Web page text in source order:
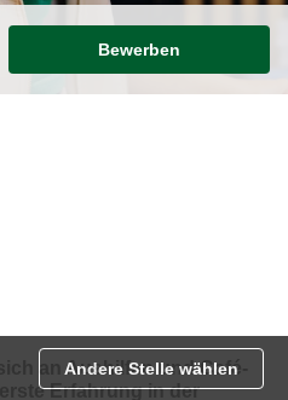
Bewerben
an Aushilfen und Café-
Erfahrung in der
Andere Stelle wählen